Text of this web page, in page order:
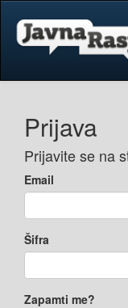
Prijava
Prijavite se na
Email
Šifra
Zapamti me?